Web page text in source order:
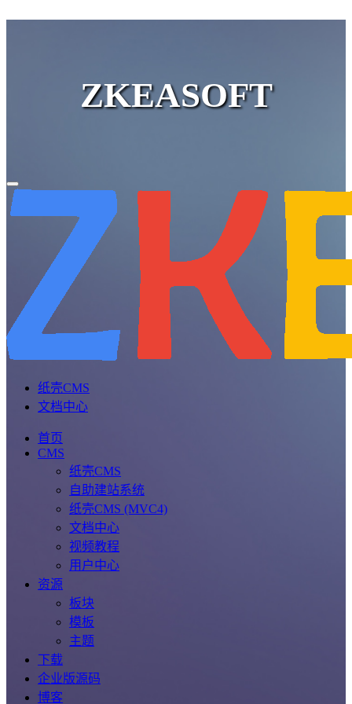
ZKEASOFT
纸壳CMS
文档中心
首页
CMS
纸壳CMS
自助建站系统
纸壳CMS (MVC4)
文档中心
视频教程
用户中心
资源
板块
模板
主题
下载
企业版源码
博客